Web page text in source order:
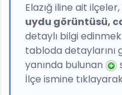
Elazığ iline ait
uydu görüntüsü,
detaylı bilgi
tabloda detaylarını
yanında bulunan
İlçe ismine